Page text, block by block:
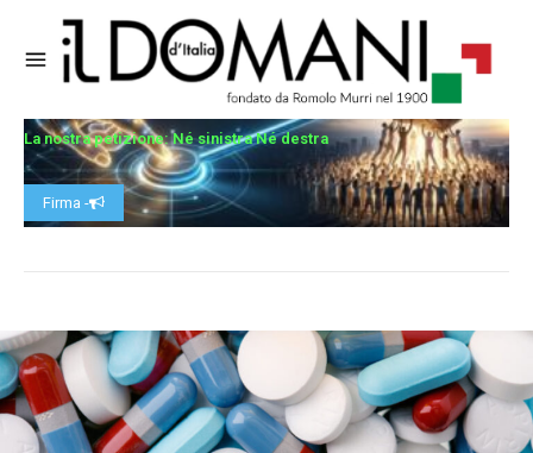
La nostra petizione: Né sinistra Né destra
Firma -